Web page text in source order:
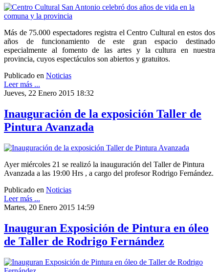
Más de 75.000 espectadores registra el Centro Cultural en estos dos
años de funcionamiento de este gran espacio destinado
especialmente al fomento de las artes y la cultura en nuestra
provincia, cuyos espectáculos son abiertos y gratuitos.
Publicado en Noticias
Leer más ...
Jueves, 22 Enero 2015 18:32
Inauguración de la exposición Taller de
Pintura Avanzada
Ayer miércoles 21 se realizó la inauguración del Taller de Pintura
Avanzada a las 19:00 Hrs , a cargo del profesor Rodrigo Fernández.
Publicado en Noticias
Leer más ...
Martes, 20 Enero 2015 14:59
Inauguran Exposición de Pintura en óleo
de Taller de Rodrigo Fernández